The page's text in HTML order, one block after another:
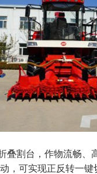
叠割台，作物流畅、
，可实现正反转一键